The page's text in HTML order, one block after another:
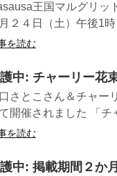
王国マルグリッ
２４日（土）午後1
を読む
中: チャーリー花
さとこさん＆チャー
開催されました 「チ
を読む
中: 掲載期間２か